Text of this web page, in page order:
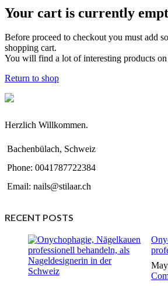
Your cart is currently
Before proceed to checkout you must add
shopping cart.
You will find a lot of interesting products
Return to shop
Herzlich Willkommen.
Bachenbülach, Schweiz
Phone: 0041787722384
Email: nails@stilaar.ch
RECENT POSTS